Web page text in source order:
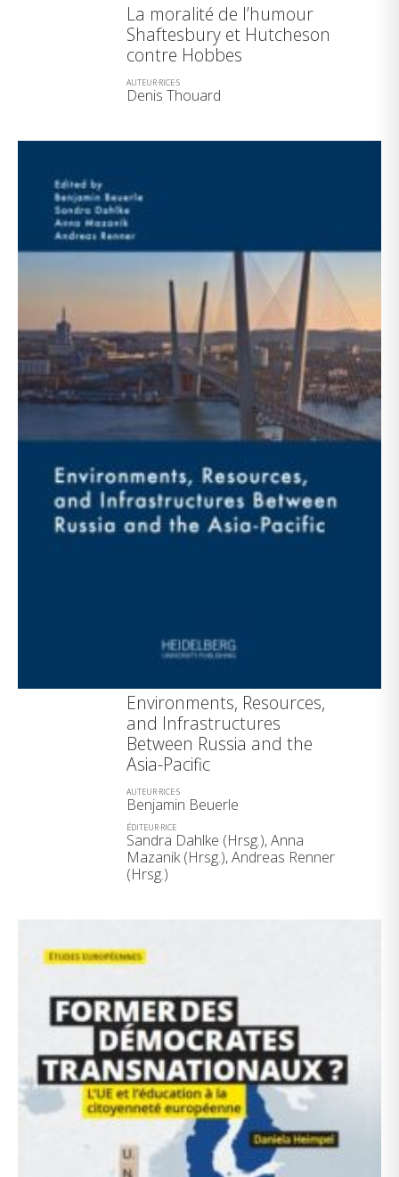
La moralité de l’humour
Shaftesbury et Hutcheson
contre Hobbes
AUTEUR·RICE·S
Denis Thouard
Environments, Resources,
and Infrastructures
Between Russia and the
Asia-Pacific
AUTEUR·RICE·S
Benjamin Beuerle
ÉDITEUR·RICE
Sandra Dahlke (Hrsg.), Anna
Mazanik (Hrsg.), Andreas Renner
(Hrsg.)